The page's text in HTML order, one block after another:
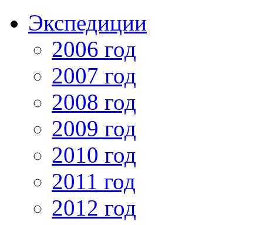
Экспедиции
2006 год
2007 год
2008 год
2009 год
2010 год
2011 год
2012 год